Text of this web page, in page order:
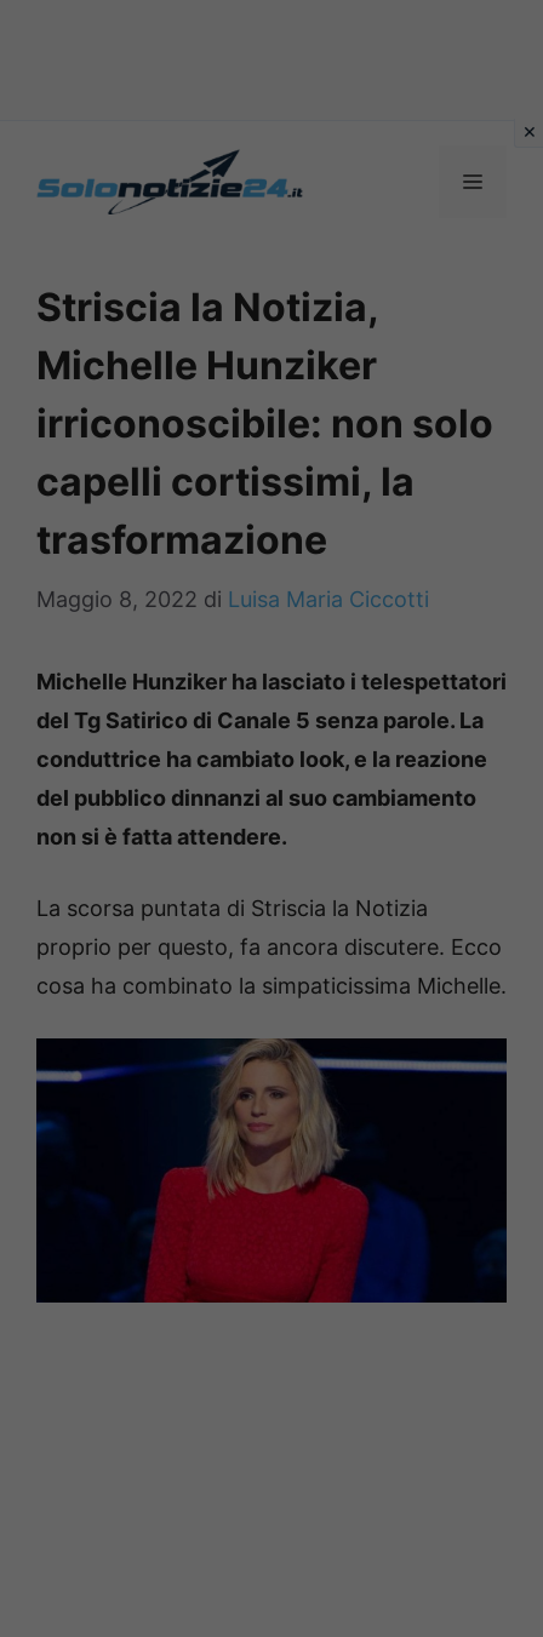
MENU
Striscia la Notizia,
Michelle Hunziker
irriconoscibile: non solo
capelli cortissimi, la
trasformazione
Maggio 8, 2022 di Luisa Maria Ciccotti
Michelle Hunziker ha lasciato i telespettatori
del Tg Satirico di Canale 5 senza parole. La
conduttrice ha cambiato look, e la reazione
del pubblico dinnanzi al suo cambiamento
non si è fatta attendere.
La scorsa puntata di Striscia la Notizia
proprio per questo, fa ancora discutere. Ecco
cosa ha combinato la simpaticissima Michelle.